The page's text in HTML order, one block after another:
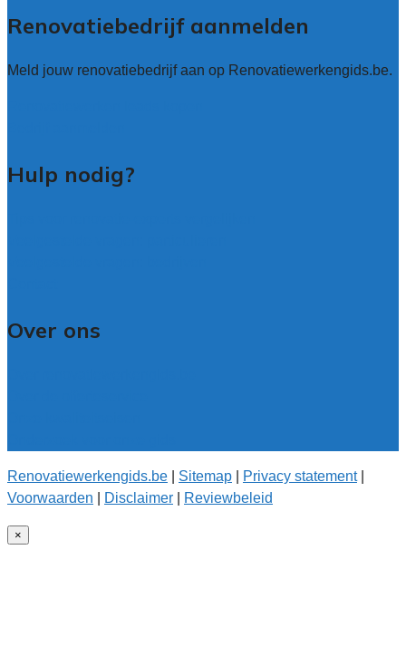
Renovatiebedrijf aanmelden
Meld jouw renovatiebedrijf aan op Renovatiewerkengids.be.
Hulp nodig?
Over ons
Renovatiewerkengids.be Sitemap Privacy statement|
Voorwaarden
Disclaimer Reviewbeleid
×